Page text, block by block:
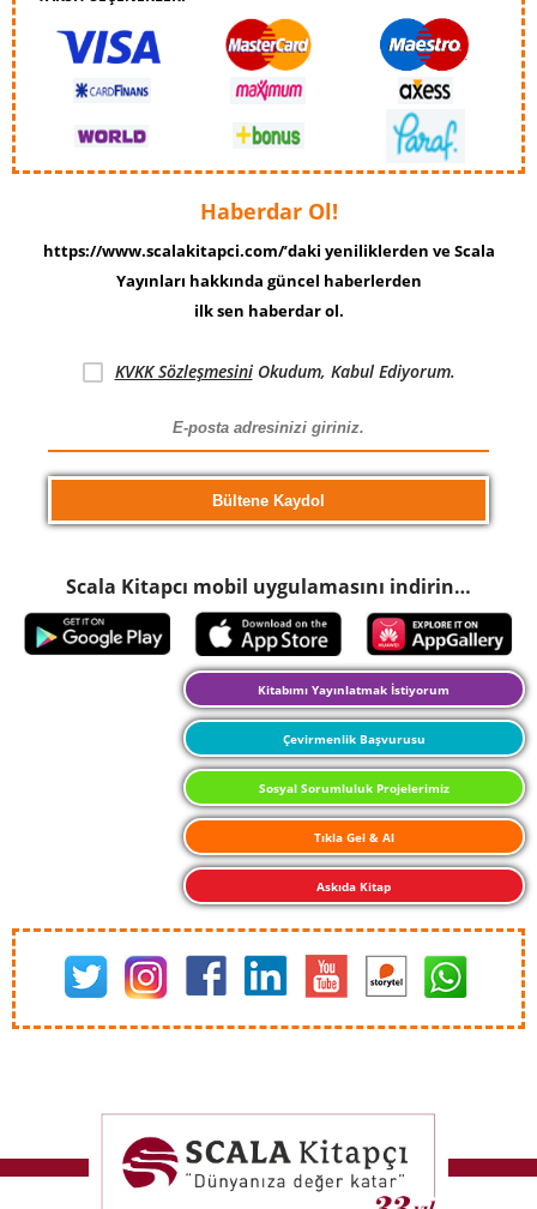
Haberdar Ol!
https://www.scalakitapci.com/’daki yeniliklerden ve Scala
Yayınları hakkında güncel haberlerden
ilk sen haberdar ol.
KVKK SözleşmesiniOkudum, Kabul Ediyorum.
Scala Kitapcı mobil uygulamasını indirin…
Kitabımı Yayınlatmak İstiyorum
Çevirmenlik Başvurusu
Sosyal Sorumluluk Projelerimiz
Tıkla Gel & Al
Askıda Kitap